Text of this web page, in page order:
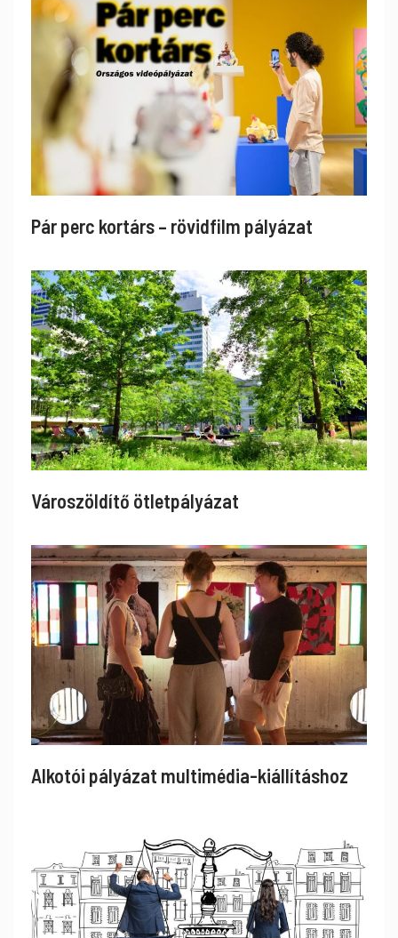
Pár perc kortárs – rövidfilm pályázat
Városzöldítő ötletpályázat
Alkotói pályázat multimédia-kiállításhoz